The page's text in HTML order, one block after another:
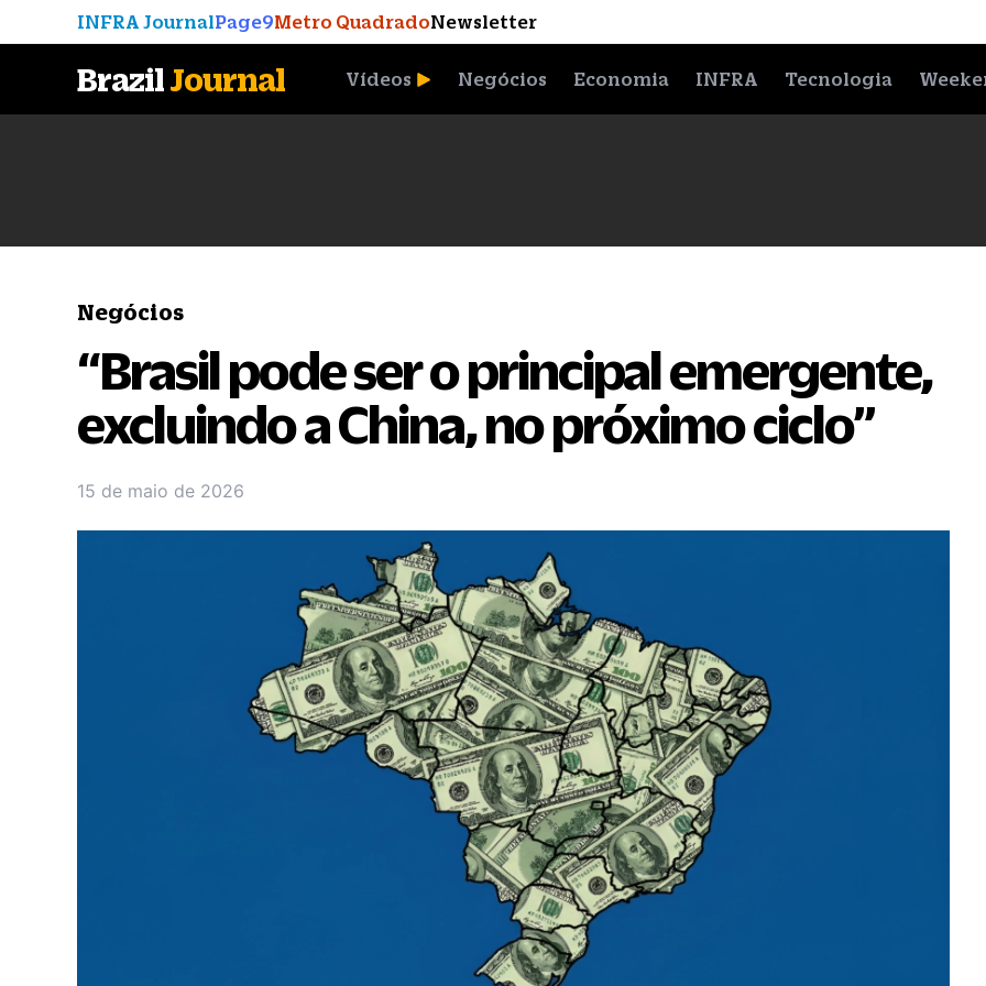
INFRA JournalPage9Metro QuadradoNewsletter
BrazilJournal Vídeos Negócios Economia INFRA Tecnologia
Negócios
“Brasil pode ser o principal emergente,
excluindo a China, no próximo ciclo”
15 de maio de 2026